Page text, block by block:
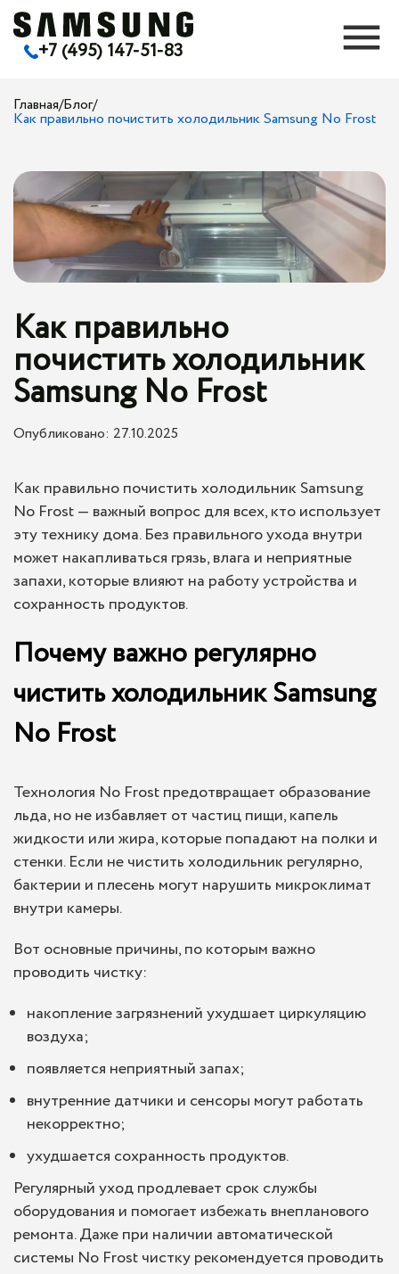
+7 (495) 147-51-83
Главная/Блог/
Как правильно почистить холодильник Samsung No Frost
Как правильно
почистить холодильник
Samsung No Frost
Опубликовано: 27.10.2025
Как правильно почистить холодильник Samsung
No Frost — важный вопрос для всех, кто использует
эту технику дома. Без правильного ухода внутри
может накапливаться грязь, влага и неприятные
запахи, которые влияют на работу устройства и
сохранность продуктов.
Почему важно регулярно
чистить холодильник Samsung
No Frost
Технология No Frost предотвращает образование
льда, но не избавляет от частиц пищи, капель
жидкости или жира, которые попадают на полки и
стенки. Если не чистить холодильник регулярно,
бактерии и плесень могут нарушить микроклимат
внутри камеры.
Вот основные причины, по которым важно
проводить чистку:
накопление загрязнений ухудшает циркуляцию
воздуха;
появляется неприятный запах;
внутренние датчики и сенсоры могут работать
некорректно;
ухудшается сохранность продуктов.
Регулярный уход продлевает срок службы
оборудования и помогает избежать внепланового
ремонта. Даже при наличии автоматической
системы No Frost чистку рекомендуется проводить